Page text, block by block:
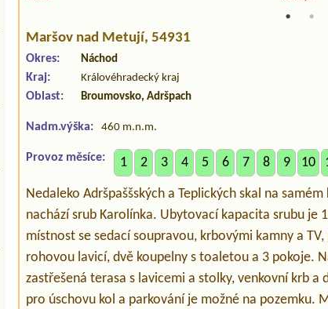
Maršov nad Metují, 54931
Okres: Náchod
Kraj: Královéhradecký kraj
Oblast: Broumovsko, Adršpach
Nadm.výška: 460 m.n.m.
Provoz měsíce: 1 2 3 4 5 6 7 8 9 10
Nedaleko Adršpaššských a Teplických skal na
nachází srub Karolínka. Ubytovací kapacita srubu je
místnost se sedací soupravou, krbovými kamny a
rohovou lavicí, dvě koupelny s toaletou a 3 pokoje.
zastřešená terasa s lavicemi a stolky, venkovní krb
pro úschovu kol a parkování je možné na pozemku.